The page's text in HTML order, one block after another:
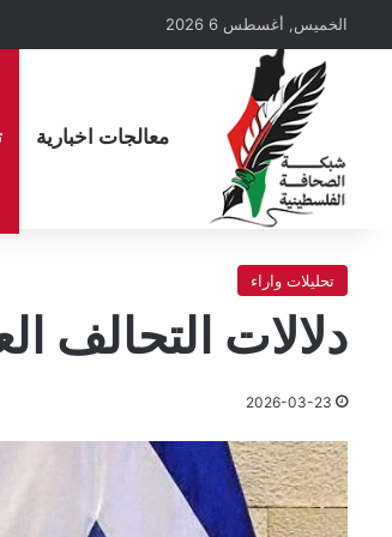
الخميس, أغسطس 6 2026
معالجات اخبارية
تحليلات واراء
دلالات التحالف
2026-03-23